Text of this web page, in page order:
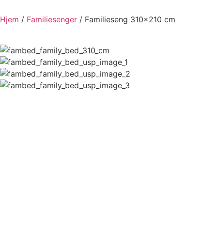
Hjem / Familiesenger / Familieseng 310×210 cm